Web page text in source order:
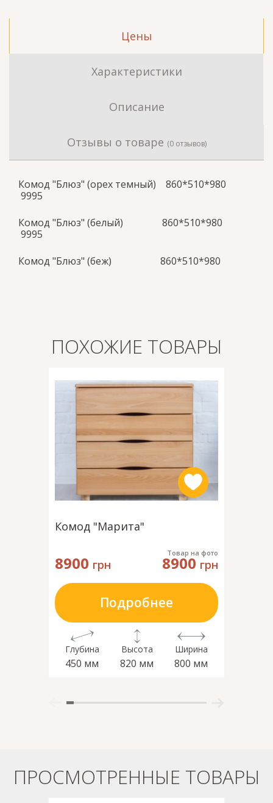
Цены
Характеристики
Описание
Отзывы о товаре (0 отзывов)
Комод "Блюз" (орех темный) 860*510*980
9995
Комод "Блюз" (белый) 860*510*980
9995
Комод "Блюз" (беж) 860*510*980
ПОХОЖИЕ ТОВАРЫ
Комод "Марита"
8900 грн
Товар на фото
8900 грн
Подробнее
Глубина
450 мм
Высота
820 мм
Ширина
800 мм
ПРОСМОТРЕННЫЕ ТОВАРЫ